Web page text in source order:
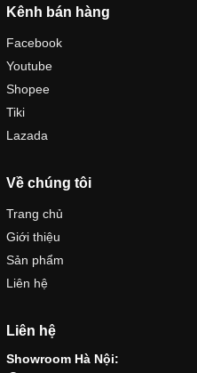
Kênh bán hàng
Facebook
Youtube
Shopee
Tiki
Lazada
Về chúng tôi
Trang chủ
Giới thiệu
Sản phẩm
Liên hệ
Liên hệ
Showroom Hà Nội: